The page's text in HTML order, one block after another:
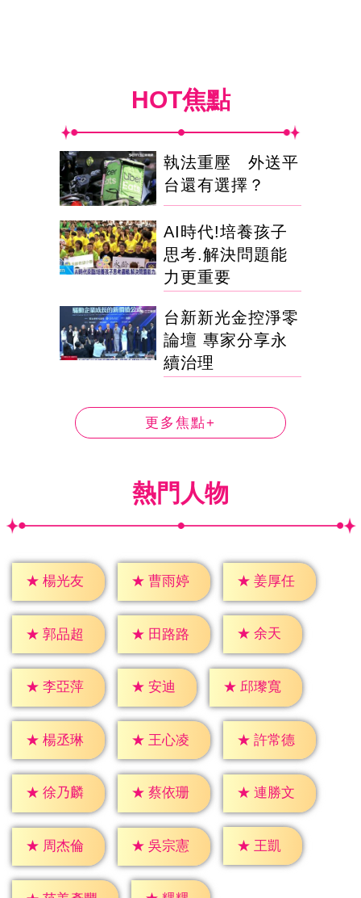
HOT焦點
執法重壓 外送平
台還有選擇？
AI時代!培養孩子
思考.解決問題能
力更重要
台新新光金控淨零
論壇 專家分享永
續治理
更多焦點+
熱門人物
★ 楊光友 ★ 曹雨婷 ★ 姜厚任
★ 郭品超 ★ 田路路 ★ 余天
★ 李亞萍 ★ 安迪 ★ 邱瓈寬
★ 楊丞琳 ★ 王心凌 ★ 許常德
★ 徐乃麟 ★ 蔡依珊 ★ 連勝文
★ 周杰倫 ★ 吳宗憲 ★ 王凱